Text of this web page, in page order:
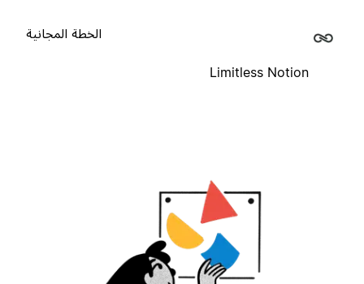
Limitless Notion
الخطة المجانية